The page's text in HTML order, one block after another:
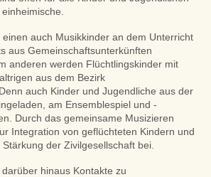
auch Musikkinder an dem Unterricht
aus Gemeinschaftsunterkünften
anderen werden Flüchtlingskinder mit
aus dem Bezirk
auch Kinder und Jugendliche aus der
am Ensemblespiel und -
Durch das gemeinsame Musizieren
Integration von geflüchteten Kindern und
der Zivilgesellschaft bei.
hinaus Kontakte zu